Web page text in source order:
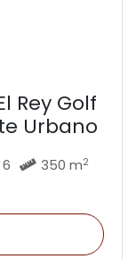
Rey Golf
Urbano
350 m2